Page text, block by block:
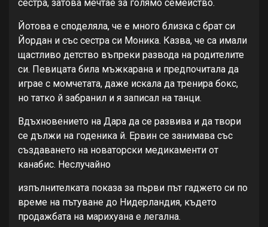
сестра, затова мечтае за голямо семейство.
Йотова е споделяла, че е много близка с брат си
Йордан и със сестра си Моника. Казва, че са имали
щастливо детство въпреки развода на родителите
си. Певицата била мъжкарана и предпочитала да
играе с момчетата, даже искала да тренира бокс,
но татко й забранил и я записал на танци.
Вдъхновението на Дара да се развива и да твори
се дължи на годеника й. Ервин се занимава със
създаването на новаторски медикаменти от
канабис. Неслучайно
изпълнителката показа за първи път гаджето си по
време на пътуване до Нидерландия, където
продажбата на марихуана е легална.